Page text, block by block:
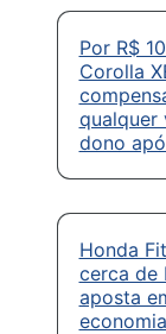
Por R$
Corolla
qualquer
dono
Honda
cerca de
aposta